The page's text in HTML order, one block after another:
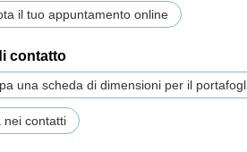
il tuo appuntamento online
contatto
una scheda di dimensioni per il
nei contatti